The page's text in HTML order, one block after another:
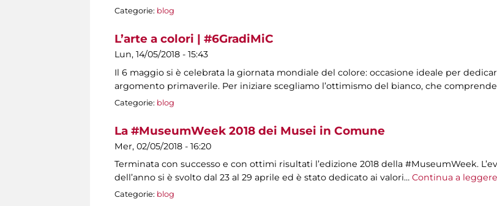
Categorie: blog
L’arte a colori | #6GradiMiC
Lun, 14/05/2018 - 15:43
Il 6 maggio si è celebrata la giornata mondiale del colore: occasione ideale per
argomento primaverile. Per iniziare scegliamo l’ottimismo del bianco, che
Categorie: blog
La #MuseumWeek 2018 dei Musei in Comune
Mer, 02/05/2018 - 16:20
Terminata con successo e con ottimi risultati l’edizione 2018 della #MuseumWeek.
dell’anno si è svolto dal 23 al 29 aprile ed è stato dedicato ai valori… Continua a
Categorie: blog